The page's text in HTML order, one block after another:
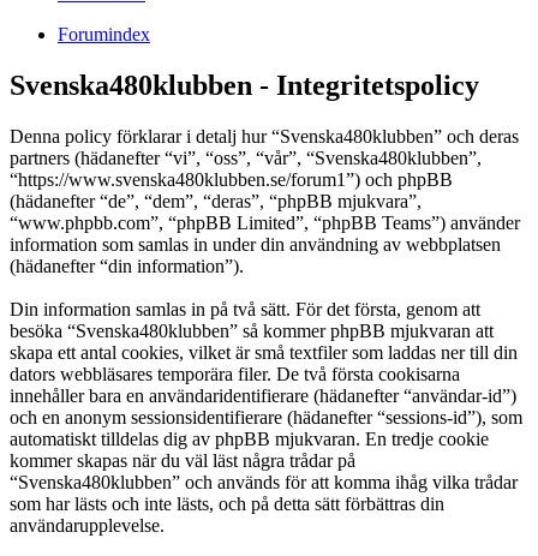
Forumindex
Svenska480klubben - Integritetspolicy
Denna policy förklarar i detalj hur “Svenska480klubben” och deras
partners (hädanefter “vi”, “oss”, “vår”, “Svenska480klubben”,
“https://www.svenska480klubben.se/forum1”) och phpBB
(hädanefter “de”, “dem”, “deras”, “phpBB mjukvara”,
“www.phpbb.com”, “phpBB Limited”, “phpBB Teams”) använder
information som samlas in under din användning av webbplatsen
(hädanefter “din information”).
Din information samlas in på två sätt. För det första, genom att
besöka “Svenska480klubben” så kommer phpBB mjukvaran att
skapa ett antal cookies, vilket är små textfiler som laddas ner till din
dators webbläsares temporära filer. De två första cookisarna
innehåller bara en användaridentifierare (hädanefter “användar-id”)
och en anonym sessionsidentifierare (hädanefter “sessions-id”), som
automatiskt tilldelas dig av phpBB mjukvaran. En tredje cookie
kommer skapas när du väl läst några trådar på
“Svenska480klubben” och används för att komma ihåg vilka trådar
som har lästs och inte lästs, och på detta sätt förbättras din
användarupplevelse.